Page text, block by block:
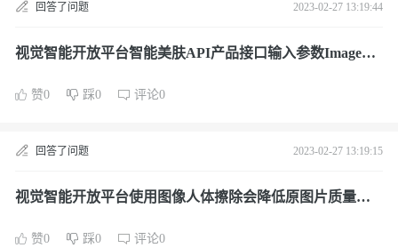
回答了问题 2023-02-27 13:19:44
视觉智能开放平台智能美肤API产品接口输入参数ImageUR
赞0 踩0 评论0
回答了问题 2023-02-27 13:19:15
视觉智能开放平台使用图像人体擦除会降低原图片质量
赞0 踩0 评论0